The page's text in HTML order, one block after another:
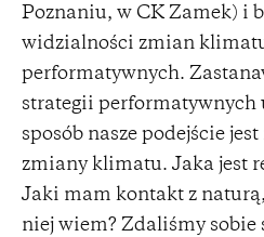
Poznaniu, w CK Zamek) i
widzialności zmian
performatywnych.
strategii performatywnych
sposób nasze podejście
zmiany klimatu. Jaka jest
Jaki mam kontakt z
niej wiem? Zdaliśmy sobie